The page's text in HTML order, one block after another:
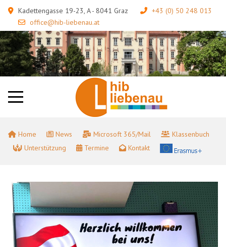
Kadettengasse 19-23, A - 8041 Graz
+43 (0) 50 248 013
office@hib-liebenau.at
Home News Microsoft 365/Mail
Klassenbuch
Unterstützung
Termine Kontakt